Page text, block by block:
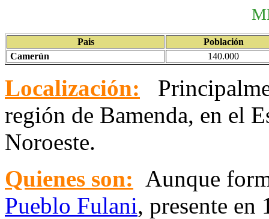
Pais
Población
Camerún
140.000
Localización:
región de Bamenda, en el
Noroeste.
Quienes son: Aunque
Pueblo Fulani, presente en